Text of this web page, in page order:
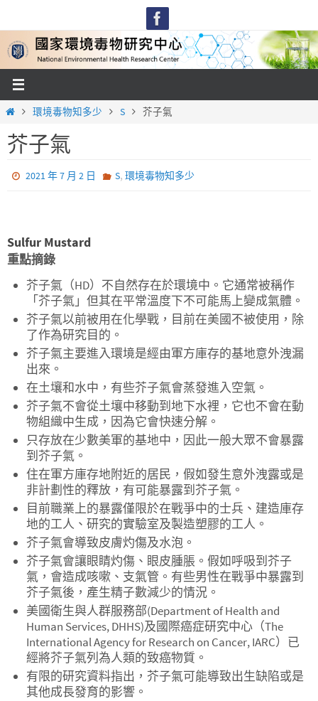
content
Home環境毒物知多少 S 芥子氣
芥子氣
2021 年 7 月 2 日 S, 環境毒物知多少
Sulfur Mustard
重點摘錄
芥子氣（HD）不自然存在於環境中。它通常被稱作
「芥子氣」但其在平常溫度下不可能馬上變成氣體。
芥子氣以前被用在化學戰，目前在美國不被使用，除
了作為研究目的。
芥子氣主要進入環境是經由軍方庫存的基地意外洩漏
出來。
在土壤和水中，有些芥子氣會蒸發進入空氣。
芥子氣不會從土壤中移動到地下水裡，它也不會在動
物組織中生成，因為它會快速分解。
只存放在少數美軍的基地中，因此一般大眾不會暴露
到芥子氣。
住在軍方庫存地附近的居民，假如發生意外洩露或是
非計劃性的釋放，有可能暴露到芥子氣。
目前職業上的暴露僅限於在戰爭中的士兵、建造庫存
地的工人、研究的實驗室及製造塑膠的工人。
芥子氣會導致皮膚灼傷及水泡。
芥子氣會讓眼睛灼傷、眼皮腫脹。假如呼吸到芥子
氣，會造成咳嗽、支氣管。有些男性在戰爭中暴露到
芥子氣後，產生精子數減少的情況。
美國衛生與人群服務部(Department of Health and
Human Services, DHHS)及國際癌症研究中心（The
International Agency for Research on Cancer, IARC）已
經將芥子氣列為人類的致癌物質。
有限的研究資料指出，芥子氣可能導致出生缺陷或是
其他成長發育的影響。